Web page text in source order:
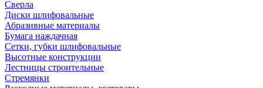
Сверла
Диски шлифовальные
Абразивные материалы
Бумага наждачная
Сетки, губки шлифовальные
Высотные конструкции
Лестницы строительные
Стремянки